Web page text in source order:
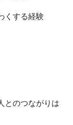
くする経験
とのつながりは